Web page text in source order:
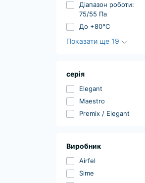
Діапазон роботи:
75/55 Па
До +80°С
Показати ще 19
серія
Elegant
Maestro
Premix / Elegant
Виробник
Airfel
Sime